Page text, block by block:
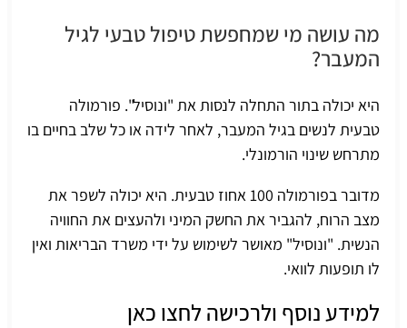
מה עושה מי שמחפשת טיפול טבעי לגיל
המעבר?
היא יכולה בתור התחלה לנסות את "ונוסיל". פורמולה
טבעית לנשים בגיל המעבר, לאחר לידה או כל שלב בחיים בו
מתרחש שינוי הורמונלי.
מדובר בפורמולה 100 אחוז טבעית. היא יכולה לשפר את
מצב הרוח, להגביר את החשק המיני ולהעצים את החוויה
הנשית. "ונוסיל" מאושר לשימוש על ידי משרד הבריאות ואין
לו תופעות לוואי.
למידע נוסף ולרכישה לחצו כאן